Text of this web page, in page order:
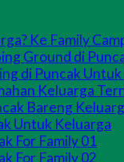
Ke Family
Ground di
di Puncak
Keluarga
Bareng
Untuk Keluarga
For Family 01
For Family 02